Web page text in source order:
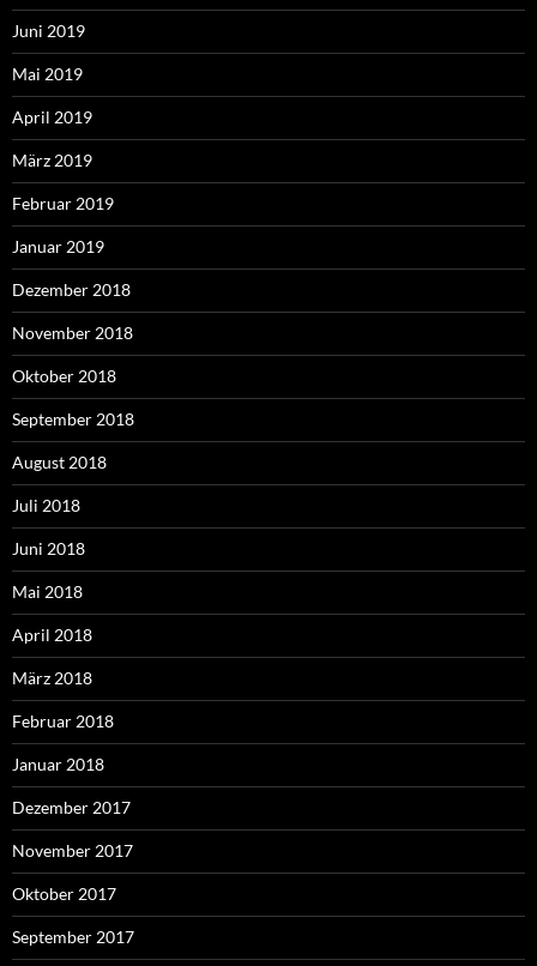
Juni 2019
Mai 2019
April 2019
März 2019
Februar 2019
Januar 2019
Dezember 2018
November 2018
Oktober 2018
September 2018
August 2018
Juli 2018
Juni 2018
Mai 2018
April 2018
März 2018
Februar 2018
Januar 2018
Dezember 2017
November 2017
Oktober 2017
September 2017